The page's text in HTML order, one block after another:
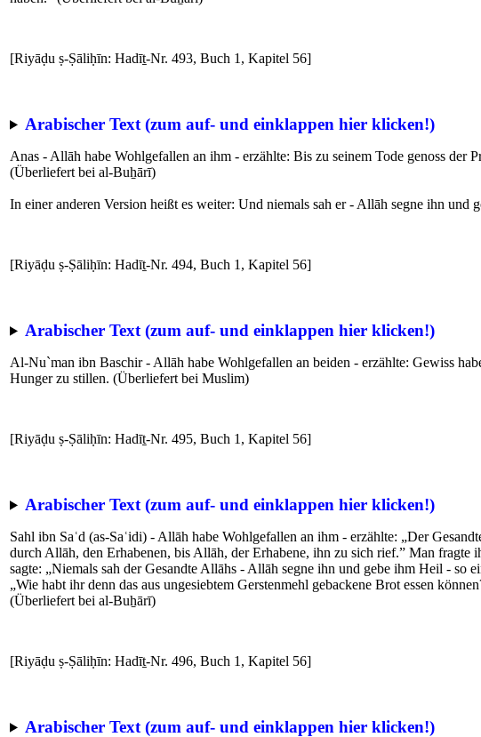
[Riyāḍu ṣ-Ṣāliḥīn: Hadīṯ-Nr. 493, Buch 1, Kapitel 56]
Arabischer Text (zum auf- und einklappen hier klicken!)
Anas - Allāh habe Wohlgefallen an ihm - erzählte: Bis zu seinem Tode genoss der
(Überliefert bei al-Buẖārī)
In einer anderen Version heißt es weiter: Und niemals sah er - Allāh segne ihn
[Riyāḍu ṣ-Ṣāliḥīn: Hadīṯ-Nr. 494, Buch 1, Kapitel 56]
Arabischer Text (zum auf- und einklappen hier klicken!)
Al-Nu`man ibn Baschir - Allāh habe Wohlgefallen an beiden - erzählte: Gewiss
Hunger zu stillen. (Überliefert bei Muslim)
[Riyāḍu ṣ-Ṣāliḥīn: Hadīṯ-Nr. 495, Buch 1, Kapitel 56]
Arabischer Text (zum auf- und einklappen hier klicken!)
Sahl ibn Saʿd (as-Saʿidi) - Allāh habe Wohlgefallen an ihm - erzählte: „Der
durch Allāh, den Erhabenen, bis Allāh, der Erhabene, ihn zu sich rief.” Man
sagte: „Niemals sah der Gesandte Allāhs - Allāh segne ihn und gebe ihm Heil -
„Wie habt ihr denn das aus ungesiebtem Gerstenmehl gebackene Brot essen
(Überliefert bei al-Buẖārī)
[Riyāḍu ṣ-Ṣāliḥīn: Hadīṯ-Nr. 496, Buch 1, Kapitel 56]
Arabischer Text (zum auf- und einklappen hier klicken!)